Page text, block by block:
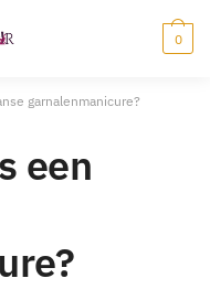
0
garnalenmanicure?
een